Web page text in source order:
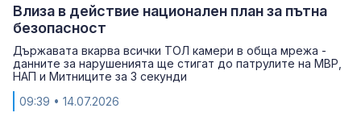
Влиза в действие национален план за пътна
безопасност
Държавата вкарва всички ТОЛ камери в обща мрежа -
данните за нарушенията ще стигат до патрулите на МВР,
НАП и Митниците за 3 секунди
09:39 • 14.07.2026